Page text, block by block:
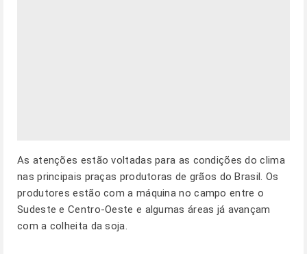
As atenções estão voltadas para as condições do clima
nas principais praças produtoras de grãos do Brasil. Os
produtores estão com a máquina no campo entre o
Sudeste e Centro-Oeste e algumas áreas já avançam
com a colheita da soja.